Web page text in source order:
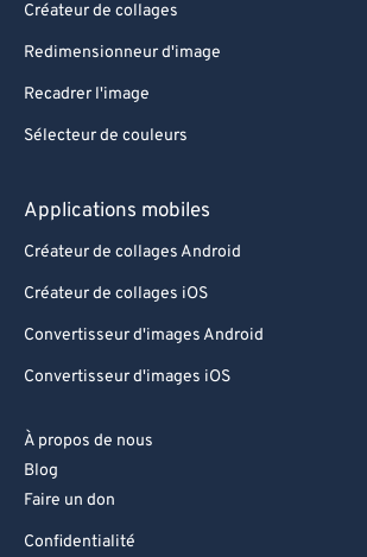
Créateur de collages
Redimensionneur d'image
Recadrer l'image
Sélecteur de couleurs
Applications mobiles
Créateur de collages Android
Créateur de collages iOS
Convertisseur d'images Android
Convertisseur d'images iOS
À propos de nous
Blog
Faire un don
Confidentialité